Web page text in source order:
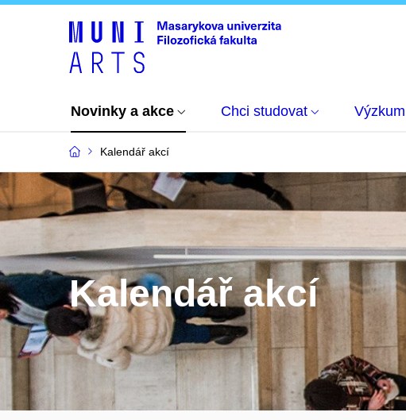
Novinky a akce Chci studovat Výzkum
Kalendář akcí
Kalendář akcí